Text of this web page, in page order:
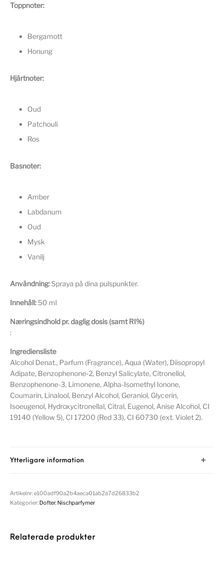
Toppnoter:
Bergamott
Honung
Hjärtnoter:
Oud
Patchouli
Ros
Basnoter:
Amber
Labdanum
Oud
Mysk
Vanilj
Användning: Spraya på dina pulspunkter.
Innehåll: 50 ml
Næringsindhold pr. daglig dosis (samt RI%)
:
Ingrediensliste
Alcohol Denat., Parfum (Fragrance), Aqua (Water), Diisopropyl
Adipate, Benzophenone-2, Benzyl Salicylate, Citronellol,
Benzophenone-3, Limonene, Alpha-Isomethyl Ionone,
Coumarin, Linalool, Benzyl Alcohol, Geraniol, Glycerin,
Isoeugenol, Hydroxycitronellal, Citral, Eugenol, Anise Alcohol, CI
19140 (Yellow 5), CI 17200 (Red 33), CI 60730 (ext. Violet 2).
Ytterligare information
Artikelnr:e100adf90a2b4aeca01ab2a7d26833b2
Kategorier: Dofter, Nischparfymer
Relaterade produkter